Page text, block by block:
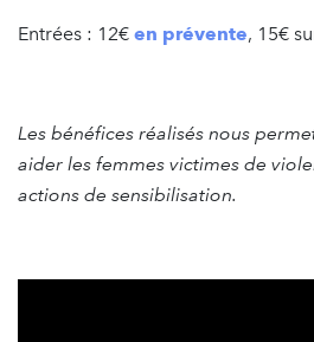
Entrées : 12€ en prévente, 15€
Les bénéfices réalisés nous
aider les femmes victimes de
actions de sensibilisation.